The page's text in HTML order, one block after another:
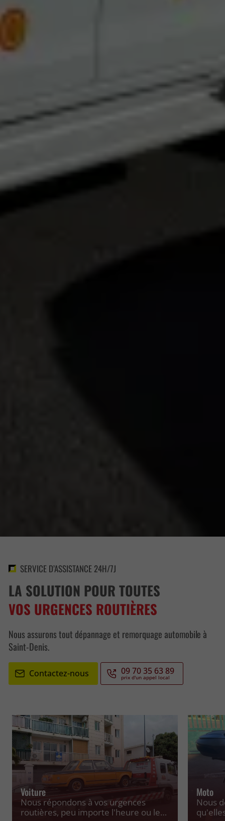
SERVICE D’ASSISTANCE 24H/7J
LA SOLUTION POUR TOUTES
VOS URGENCES ROUTIÈRES
Nous assurons tout dépannage et remorquage automobile à
Saint-Denis.
Contactez-nous 09 70 35 63 89
Voiture
Nous répondons à vos urgences
routières, peu importe l'heure ou le
Moto
Nous